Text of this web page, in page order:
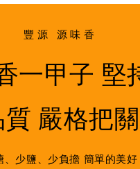
豐源 源味香
一甲子 堅
嚴格把關
、少鹽、少負擔 簡單的美好